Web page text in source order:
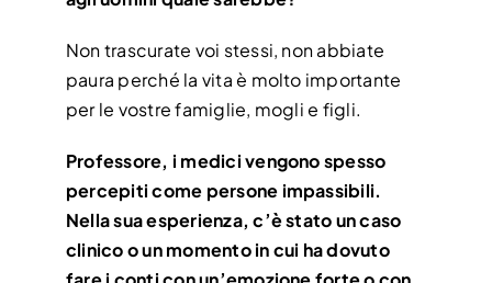
Non trascurate voi stessi, non abbiate
paura perché la vita è molto importante
per le vostre famiglie, mogli e figli.
Professore, i medici vengono spesso
percepiti come persone impassibili.
Nella sua esperienza, c’è stato un caso
clinico o un momento in cui ha dovuto